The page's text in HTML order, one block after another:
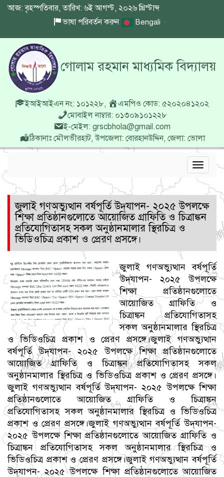
আজ: বৃহস্পতিবার, তারিখ: ৬ই আগস্ট, ২০২৬ খ্রিস্টাব্দ
ভাষা পরিবর্তন করুন
Bengali ▼
গোলাম রহমান মাধ্যমিক বিদ্যালয়
ইআইআইএন নং: ১০১২২৮,
এমপিও কোড: ৫২০২০৪১২০২
মোবাইল নাম্বার: ০১৩০৯১০১২২৮
ই-মেইল: grscbhola@gmail.com
ঠিকানাঃ মৌলভীরহাট, উপজেলা: বোরহানউদ্দিন, জেলা: ভোলা
Toggle
জুলাই গণঅভ্যুত্থান বর্ষপূর্তি উদ্‌যাপন- ২০২৫ উপলক্ষে
শিক্ষা প্রতিষ্ঠানগুলোতে আয়োজিত গ্রাফিতি ও চিত্রাঙ্কন
প্রতিযোগিতাসহ সকল অনুষ্ঠানমালার স্থিরচিত্র ও
ভিডিওচিত্র প্রকাশ ও প্রেরণ প্রসঙ্গে।
জুলাই গণঅভ্যুত্থান বর্ষপূর্তি
উদ্‌যাপন- ২০২৫ উপলক্ষে
শিক্ষা প্রতিষ্ঠানগুলোতে
আয়োজিত গ্রাফিতি ও
চিত্রাঙ্কন প্রতিযোগিতাসহ
সকল অনুষ্ঠানমালার স্থিরচিত্র
ও ভিডিওচিত্র প্রকাশ ও প্রেরণ প্রসঙ্গে।জুলাই গণঅভ্যুত্থান
বর্ষপূর্তি উদ্‌যাপন- ২০২৫ উপলক্ষে শিক্ষা প্রতিষ্ঠানগুলোতে
আয়োজিত গ্রাফিতি ও চিত্রাঙ্কন প্রতিযোগিতাসহ সকল
অনুষ্ঠানমালার স্থিরচিত্র ও ভিডিওচিত্র প্রকাশ ও প্রেরণ প্রসঙ্গে।
জুলাই গণঅভ্যুত্থান বর্ষপূর্তি উদ্‌যাপন- ২০২৫ উপলক্ষে শিক্ষা
প্রতিষ্ঠানগুলোতে আয়োজিত গ্রাফিতি ও চিত্রাঙ্কন
প্রতিযোগিতাসহ সকল অনুষ্ঠানমালার স্থিরচিত্র ও ভিডিওচিত্র
প্রকাশ ও প্রেরণ প্রসঙ্গে।জুলাই গণঅভ্যুত্থান বর্ষপূর্তি উদ্‌যাপন-
২০২৫ উপলক্ষে শিক্ষা প্রতিষ্ঠানগুলোতে আয়োজিত গ্রাফিতি ও
চিত্রাঙ্কন প্রতিযোগিতাসহ সকল অনুষ্ঠানমালার স্থিরচিত্র ও
ভিডিওচিত্র প্রকাশ ও প্রেরণ প্রসঙ্গে।জুলাই গণঅভ্যুত্থান বর্ষপূর্তি
উদ্‌যাপন- ২০২৫ উপলক্ষে শিক্ষা প্রতিষ্ঠানগুলোতে আয়োজিত